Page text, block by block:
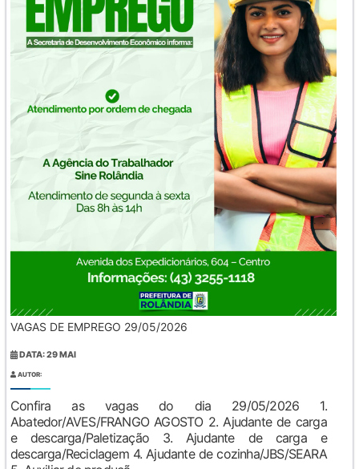
VAGAS DE EMPREGO 29/05/2026
DATA: 29 MAI
AUTOR:
Confira as vagas do dia 29/05/2026 1.
Abatedor/AVES/FRANGO AGOSTO 2. Ajudante de carga
e descarga/Paletização 3. Ajudante de carga e
descarga/Reciclagem 4. Ajudante de cozinha/JBS/SEARA